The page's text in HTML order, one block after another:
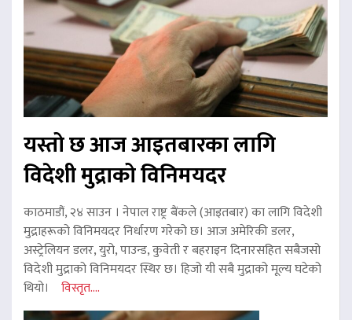
यस्तो छ आज आइतबारका लागि
विदेशी मुद्राको विनिमयदर
काठमाडौं, २४ साउन । नेपाल राष्ट्र बैंकले (आइतबार) का लागि विदेशी
मुद्राहरूको विनिमयदर निर्धारण गरेको छ। आज अमेरिकी डलर,
अस्ट्रेलियन डलर, युरो, पाउन्ड, कुवेती र बहराइन दिनारसहित सबैजसो
विदेशी मुद्राको विनिमयदर स्थिर छ। हिजो यी सबै मुद्राको मूल्य घटेको
थियो। विस्तृत....